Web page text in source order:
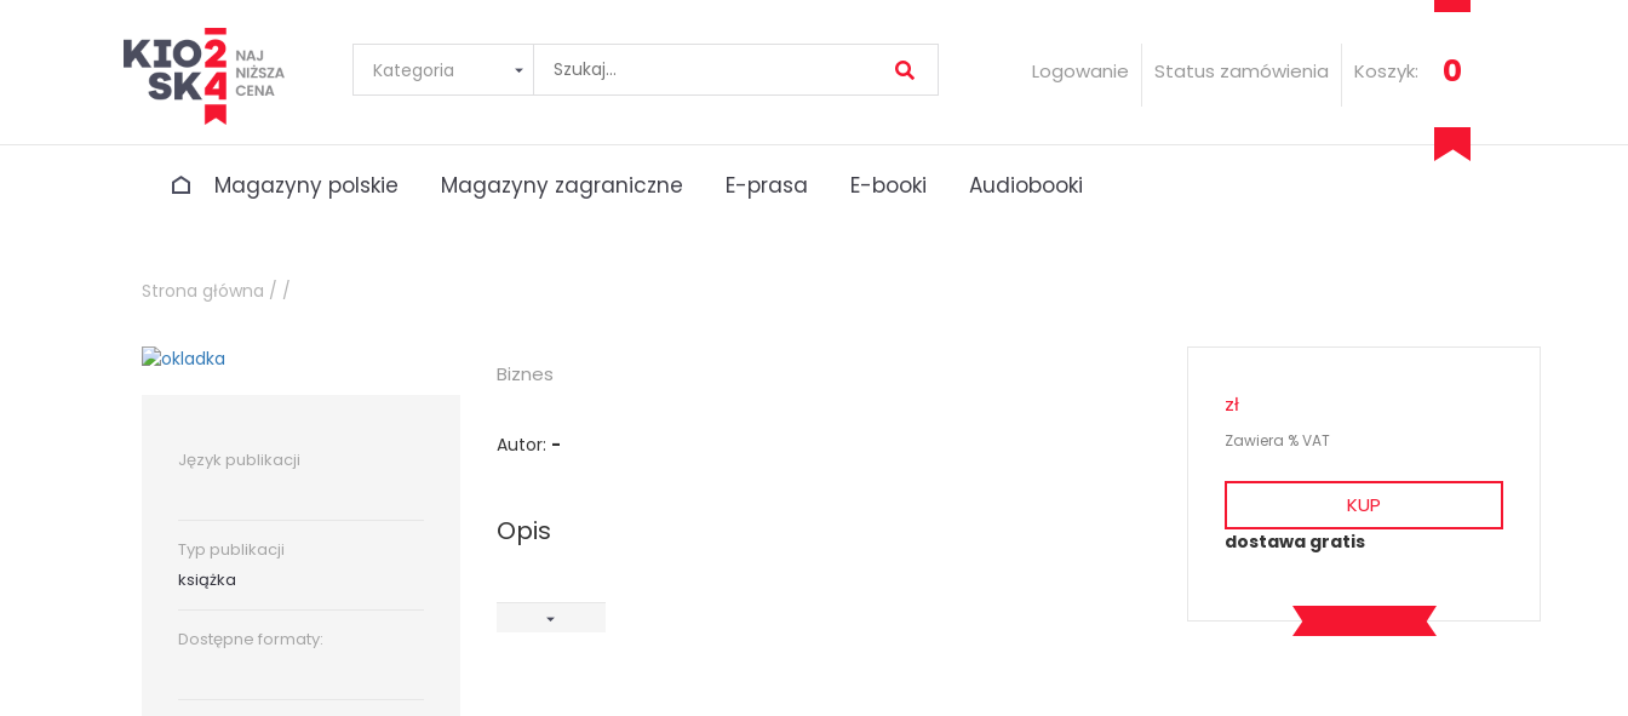
Logowanie Status zamówienia Koszyk: 0
Magazyny polskie Magazyny zagraniczne E-prasa E-booki Audiobooki
Strona główna / /
Język publikacji
Typ publikacji
książka
Dostępne formaty:
Biznes
Autor: -
Opis
zł
Zawiera % VAT
KUP
dostawa gratis